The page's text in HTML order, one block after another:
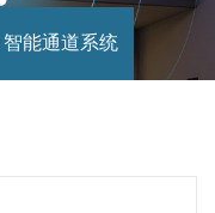
智能通道系统